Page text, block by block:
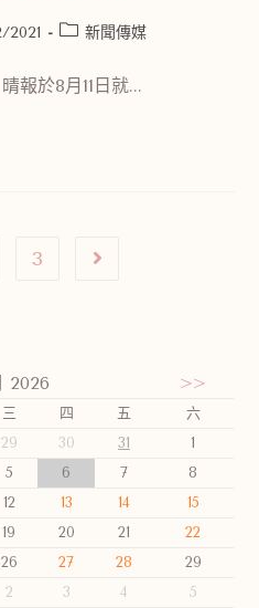
2021 新聞傳媒
於8月11日就...
3
2026 >>
三 四 五
六
29 30 31
1
5 6 7
8
12 13 14
15
19 20 21
22
26 27 28
29
2 3 4 5